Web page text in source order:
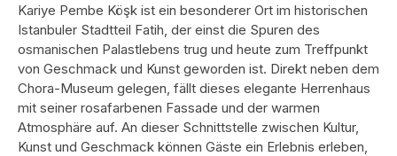
Kariye Pembe Köşk ist ein besonderer Ort im historischen
Istanbuler Stadtteil Fatih, der einst die Spuren des
osmanischen Palastlebens trug und heute zum Treffpunkt
von Geschmack und Kunst geworden ist. Direkt neben dem
Chora-Museum gelegen, fällt dieses elegante Herrenhaus
mit seiner rosafarbenen Fassade und der warmen
Atmosphäre auf. An dieser Schnittstelle zwischen Kultur,
Kunst und Geschmack können Gäste ein Erlebnis erleben,